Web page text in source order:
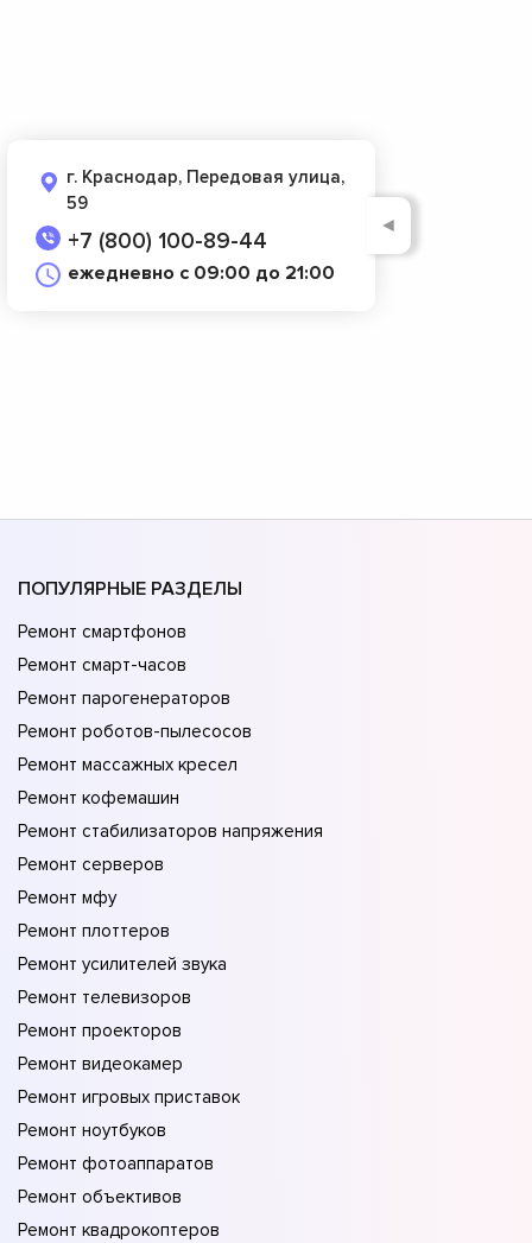
г. Краснодар, Передовая улица,
59
+7 (800) 100-89-44
ежедневно с 09:00 до 21:00
◄
ПОПУЛЯРНЫЕ РАЗДЕЛЫ
Ремонт смартфонов
Ремонт смарт-часов
Ремонт парогенераторов
Ремонт роботов-пылесосов
Ремонт массажных кресел
Ремонт кофемашин
Ремонт стабилизаторов напряжения
Ремонт серверов
Ремонт мфу
Ремонт плоттеров
Ремонт усилителей звука
Ремонт телевизоров
Ремонт проекторов
Ремонт видеокамер
Ремонт игровых приставок
Ремонт ноутбуков
Ремонт фотоаппаратов
Ремонт объективов
Ремонт квадрокоптеров